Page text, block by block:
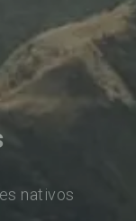
nativos